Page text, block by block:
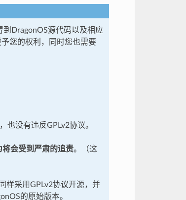
DragonOS源代码以及相应
您的权利，同时您也需要
也没有违反GPLv2协议。
会受到严肃的追责。（这
样采用GPLv2协议开源，并
的原始版本。